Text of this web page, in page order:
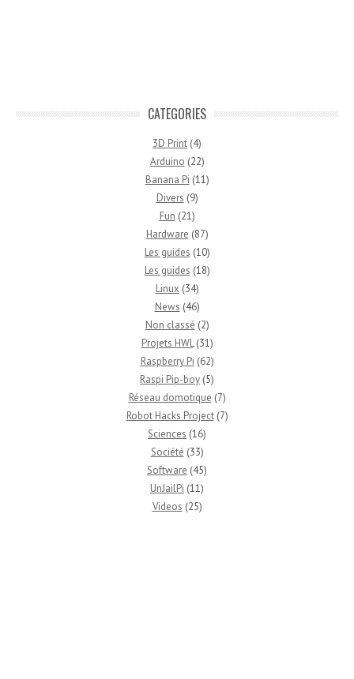
CATEGORIES
3D Print (4)
Arduino (22)
Banana Pi (11)
Divers (9)
Fun (21)
Hardware (87)
Les guides (10)
Les guides (18)
Linux (34)
News (46)
Non classé (2)
Projets HWL(31)
Raspberry Pi (62)
Raspi Pip-boy (5)
Réseau domotique (7)
Robot Hacks Project(7)
Sciences (16)
Société (33)
Software (45)
UnJailPi (11)
Videos (25)